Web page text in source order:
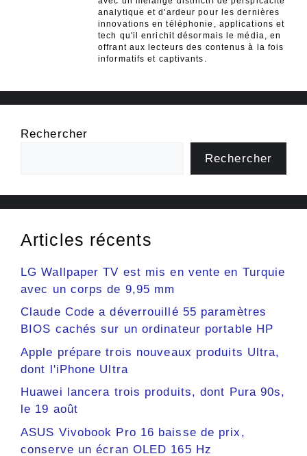
analytique et d'ardeur pour les dernières
innovations en téléphonie, applications et
tech qu'il enrichit désormais le média, en
offrant aux lecteurs des contenus à la fois
informatifs et captivants.
Rechercher
Rechercher
Articles récents
LG Wallpaper TV est mis en vente en Turquie
avec un corps de 9,95 mm
Claude Code a déverrouillé 55 paramètres
BIOS cachés sur un ordinateur portable HP
Apple prépare trois nouveaux produits Ultra,
dont l'iPhone Ultra
Huawei lancera trois produits, dont Pura 90s,
le 19 août
ASUS Vivobook Pro 16 baisse de prix,
conserve un écran OLED 165 Hz